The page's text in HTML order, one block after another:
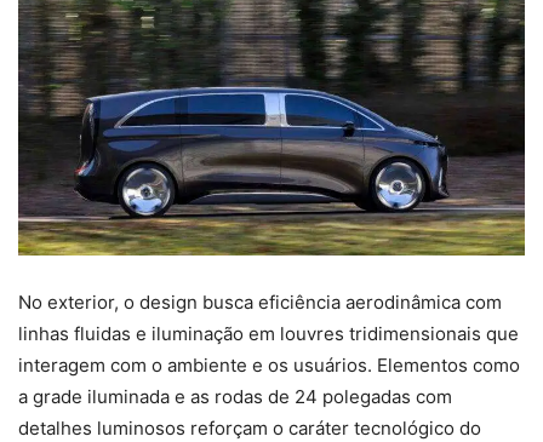
No exterior, o design busca eficiência aerodinâmica com
linhas fluidas e iluminação em louvres tridimensionais que
interagem com o ambiente e os usuários. Elementos como
a grade iluminada e as rodas de 24 polegadas com
detalhes luminosos reforçam o caráter tecnológico do